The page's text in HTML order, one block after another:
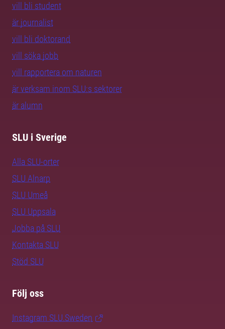
vill bli student
är journalist
vill bli doktorand
vill söka jobb
vill rapportera om naturen
är verksam inom SLU:s sektorer
är alumn
SLU i Sverige
Alla SLU-orter
SLU Alnarp
SLU Umeå
SLU Uppsala
Jobba på SLU
Kontakta SLU
Stöd SLU
Följ oss
Instagram SLU.Sweden